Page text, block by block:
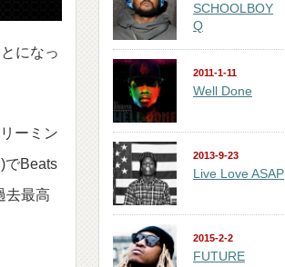
になっ
ーミン
でBeats
去最高
SCHOOLBOY
Q
2011-1-11
Well Done
2013-9-23
Live Love ASAP
2015-2-2
FUTURE